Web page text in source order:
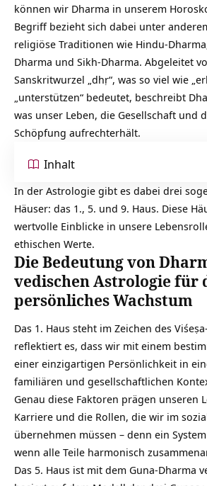
können wir Dharma in unserem
Begriff bezieht sich dabei unter
religiöse Traditionen wie Hindu-
Dharma und Sikh-Dharma. Abgeleitet
Sanskritwurzel „dhṛ“, was so viel wie
„unterstützen“ bedeutet, beschreibt
was unser Leben, die Gesellschaft und
Schöpfung aufrechterhält.
Inhalt
In der Astrologie gibt es dabei drei
Häuser: das 1., 5. und 9. Haus. Diese
wertvolle Einblicke in unsere
ethischen Werte.
Die Bedeutung von
vedischen Astrologie für
persönliches Wachstum
Das 1. Haus steht im Zeichen des
reflektiert es, dass wir mit einem
einer einzigartigen Persönlichkeit in
familiären und gesellschaftlichen
Genau diese Faktoren prägen unseren
Karriere und die Rollen, die wir im
übernehmen müssen – denn ein
wenn alle Teile harmonisch
Das 5. Haus ist mit dem Guna-Dharma